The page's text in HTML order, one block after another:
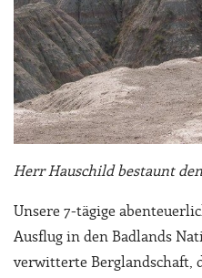
Herr Hauschild bestaunt
Unsere 7-tägige
Ausflug in den Badlands
verwitterte Berglandschaft,